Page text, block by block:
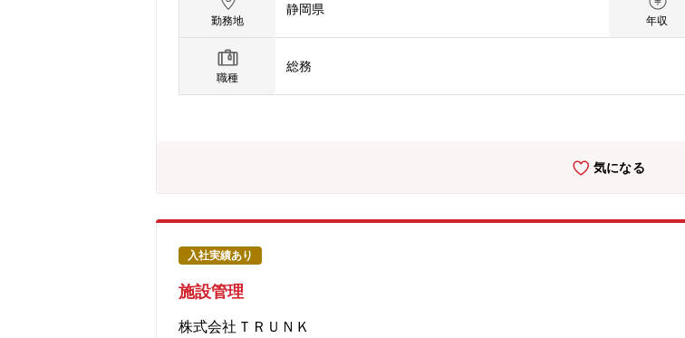
る。・法律遵守、社内ル―ルの啓蒙・遵守、従業員教育の実施・レベルアップ等を図っ
者から「最初は手取り足取り」ノウ・ハウを教わり、 徐々に一人立ちしていただき
だくことも可能です。 その他、以下のような研修・教育があります。 全
ム：英会話やプログラミング、業務で必要な知識、ビジネススキルな
受講することができます。<< キャリアプラン >>・業務を通じ、関係部署とコミュニ
織の管理能力を向上させ､業務チームのリーダー･係長等の役職昇進を進めていく。・
勤務地
静岡県
年収
職種
総務
気になる
入社実績あり
施設管理
株式会社ＴＲＵＮＫ